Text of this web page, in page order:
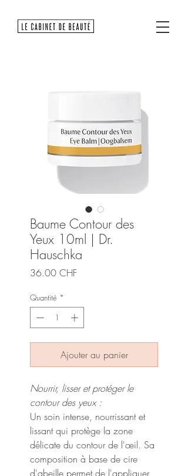
Baume Contour des
Yeux 10ml | Dr.
Hauschka
36.00 CHF
Quantité *
Ajouter au panier
Nourrir, lisser et protéger le
contour des yeux :
Un soin intense, nourrissant et
lissant qui protège la zone
délicate du contour de l'œil. Sa
composition à base de cire
d'abeille permet de l'appliquer